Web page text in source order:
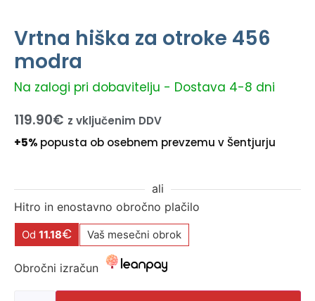
Vrtna hiška za otroke 456
modra
Na zalogi pri dobavitelju - Dostava 4-8 dni
119.90€ z vključenim DDV
+5% popusta ob osebnem prevzemu v Šentjurju
ali
Hitro in enostavno obročno plačilo
Od 11.18€ Vaš mesečni obrok
Obročni izračun